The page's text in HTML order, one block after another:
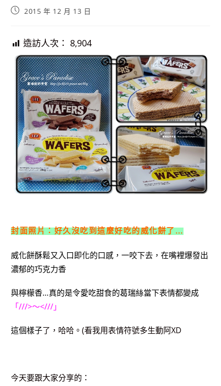
Post2015 年 12 月 13 日
造訪人次： 8,904
封面照片：好久沒吃到這麼好吃的威化餅了…
威化餅酥鬆又入口即化的口感，一咬下去，在嘴裡爆發出
濃郁的巧克力香
與檸檬香…真的是令愛吃甜食的葛瑞絲當下表情都變成
「///>～<///」
這個樣子了，哈哈。(看我用表情符號多生動阿XD
今天要跟大家分享的：